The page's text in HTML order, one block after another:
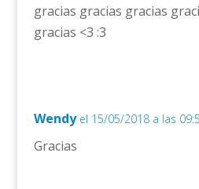
gracias gracias gracias
gracias <3 :3
Wendy el 15/05/2018 a las
Gracias